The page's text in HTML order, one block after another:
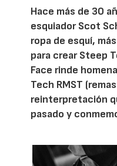
Hace más de 30
esquiador Scot
ropa de esquí,
para crear Steep
Face rinde
Tech RMST
reinterpretación
pasado y